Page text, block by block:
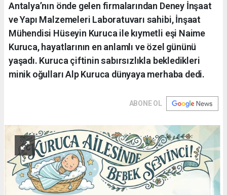
Antalya’nın önde gelen firmalarından Deney İnşaat
ve Yapı Malzemeleri Laboratuvarı sahibi, İnşaat
Mühendisi Hüseyin Kuruca ile kıymetli eşi Naime
Kuruca, hayatlarının en anlamlı ve özel gününü
yaşadı. Kuruca çiftinin sabırsızlıkla bekledikleri
minik oğulları Alp Kuruca dünyaya merhaba dedi.
ABONE OL